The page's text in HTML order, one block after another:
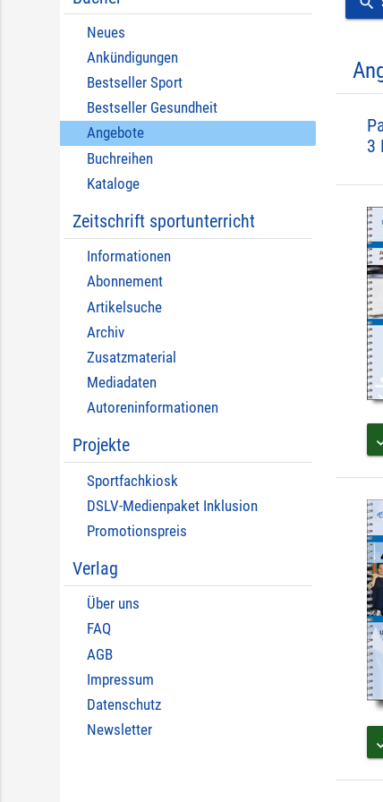
Neues
Ankündigungen
Bestseller Sport
Bestseller Gesundheit
Angebote
Buchreihen
Kataloge
Zeitschrift sportunterricht
Informationen
Abonnement
Artikelsuche
Archiv
Zusatzmaterial
Mediadaten
Autoreninformationen
Projekte
Sportfachkiosk
DSLV-Medienpaket Inklusion
Promotionspreis
Verlag
Über uns
FAQ
AGB
Impressum
Datenschutz
Newsletter
3